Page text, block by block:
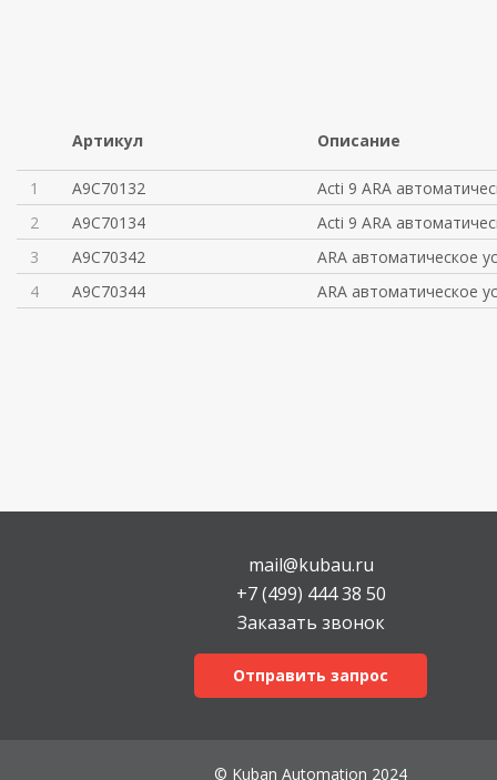
Артикул Описание
1 A9C70132
Acti 9 ARA
2
A9C70134
Acti 9 ARA
3
A9C70342
ARA автоматическое
4
A9C70344 ARA автоматическое
mail@kubau.ru
+7 (499) 444 38 50
Заказать звонок
Отправить запрос
© Kuban Automation 2024